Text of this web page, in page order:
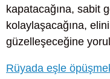
kapatacağına, sabit
kolaylaşacağına,
güzelleşeceğine
Rüyada eşle